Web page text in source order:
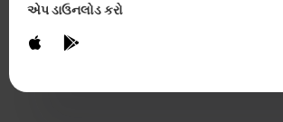
એપ ડાઉનલોડ કરો